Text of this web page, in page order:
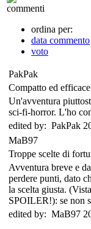
commenti
ordina per:
data commento
voto
PakPak
Compatto ed efficace
Un'avventura
sci-fi-horror. L'ho
edited by: PakPak
MaB97
Troppe scelte di
Avventura breve e
perdere punti, dato
la scelta giusta.
SPOILER!): se non
edited by: MaB97